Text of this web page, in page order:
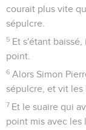
courait plus vite
sépulcre.
5 Et s'étant
point.
6 Alors Simon
sépulcre, et vit les
7 Et le suaire qui
point mis avec les